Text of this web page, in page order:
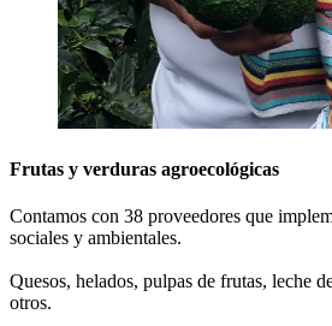
Frutas y verduras agroecológicas
Contamos con 38 proveedores que
sociales y ambientales.
Quesos, helados, pulpas de frutas, leche
otros.